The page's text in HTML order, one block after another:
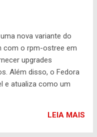
nova variante do
com o rpm-ostree em
upgrades
Além disso, o Fedora
e atualiza como um
desenvolvedores que
bom suporte para
LEIA MAIS